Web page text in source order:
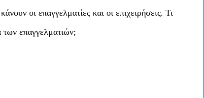
οι επαγγελματίες και οι επιχειρήσεις. Τι
των επαγγελματιών;